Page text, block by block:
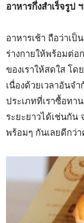
อาหารกึ่งสำเร็จรูป
อาหารเช้า ถือว่าเ
ร่างกายให้พร้อมต่อ
ของเราให้สดใส โด
เนื่องด้วยเวลาอันจ
ประเภทที่เราซื้อทา
ระยะยาวได้เช่นกัน
พร้อมๆ กันเลยดีกว่า